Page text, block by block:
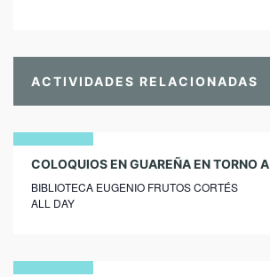
ACTIVIDADES RELACIONADAS
21
enero
2020
COLOQUIOS EN GUAREÑA EN TORNO A
BIBLIOTECA EUGENIO FRUTOS CORTÉS
ALL DAY